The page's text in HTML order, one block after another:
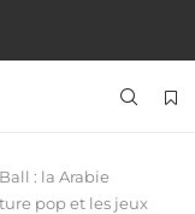
: la Arabie
pop et les jeux